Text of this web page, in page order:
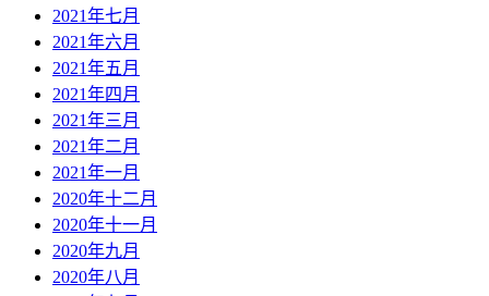
2021年七月
2021年六月
2021年五月
2021年四月
2021年三月
2021年二月
2021年一月
2020年十二月
2020年十一月
2020年九月
2020年八月